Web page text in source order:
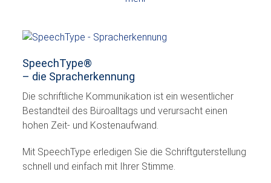
SpeechType®
– die Spracherkennung
Die schriftliche Kommunikation ist ein wesentlicher
Bestandteil des Büroalltags und verursacht einen
hohen Zeit- und Kostenaufwand.
Mit SpeechType erledigen Sie die Schriftguterstellung
schnell und einfach mit Ihrer Stimme.